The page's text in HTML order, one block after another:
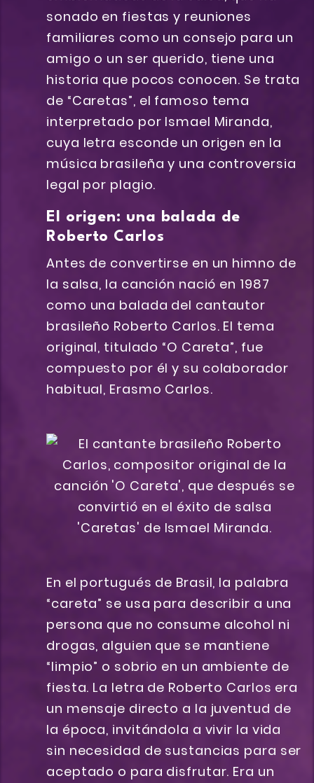
sonado en fiestas y reuniones
familiares como un consejo para un
amigo o un ser querido, tiene una
historia que pocos conocen. Se trata
de “Caretas”, el famoso tema
interpretado por Ismael Miranda,
cuya letra esconde un origen en la
música brasileña y una controversia
legal por plagio.
El origen: una balada de
Roberto Carlos
Antes de convertirse en un himno de
la salsa, la canción nació en 1987
como una balada del cantautor
brasileño Roberto Carlos. El tema
original, titulado “O Careta”, fue
compuesto por él y su colaborador
habitual, Erasmo Carlos.
En el portugués de Brasil, la palabra
“careta” se usa para describir a una
persona que no consume alcohol ni
drogas, alguien que se mantiene
“limpio” o sobrio en un ambiente de
fiesta. La letra de Roberto Carlos era
un mensaje directo a la juventud de
la época, invitándola a vivir la vida
sin necesidad de sustancias para ser
aceptado o para disfrutar. Era un